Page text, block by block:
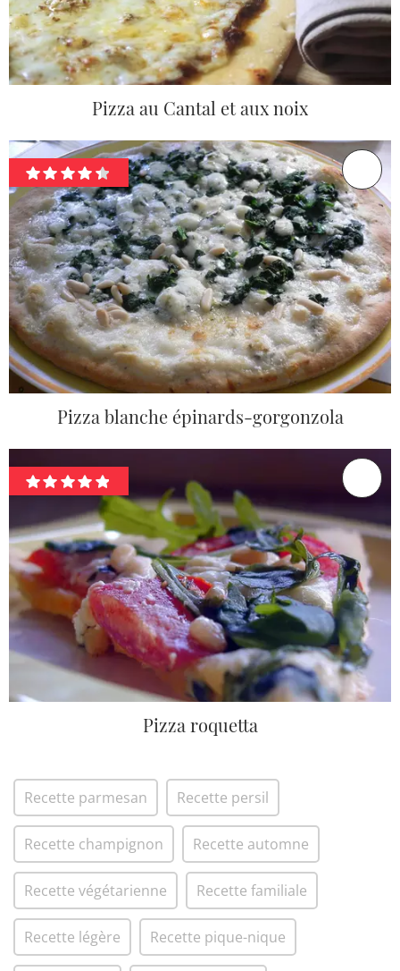
Pizza au Cantal et aux noix
Pizza blanche épinards-gorgonzola
Pizza roquetta
Recette parmesan Recette persil
Recette champignon Recette automne
Recette végétarienne Recette familiale
Recette légère Recette pique-nique